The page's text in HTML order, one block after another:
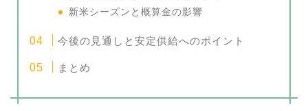
新米シーズンと概算金の影響
今後の見通しと安定供給へのポイント
まとめ